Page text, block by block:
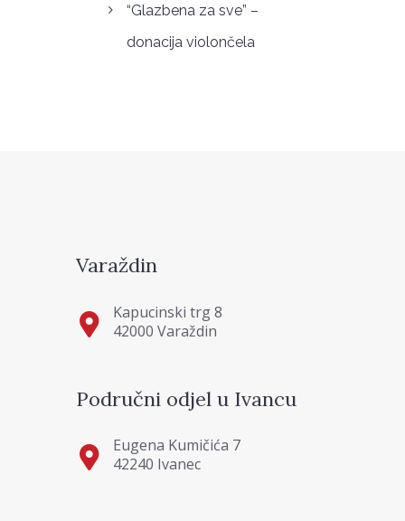
“Glazbena za sve” –
donacija violončela
Varaždin
Kapucinski trg 8
42000 Varaždin
Područni odjel u Ivancu
Eugena Kumičića 7
42240 Ivanec